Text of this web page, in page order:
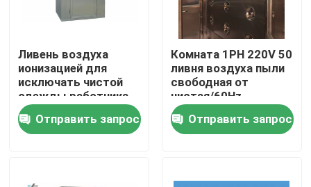
Продукты
О нас
Ливень воздуха
ионизацией для
исключать чистой
одежды работника
статический
Отправить запрос
Комната 1PH 220V 50
ливня воздуха пыли
свободная от
чистая/60Hz
Отправить запрос